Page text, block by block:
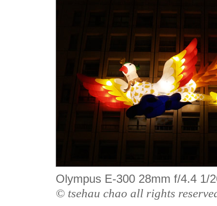
Olympus E-300 28mm f/4.4 1/
© tsehau chao all rights